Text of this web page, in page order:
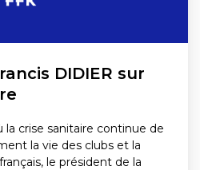
DIDIER sur
crise sanitaire continue de
la vie des clubs et la
le président de la